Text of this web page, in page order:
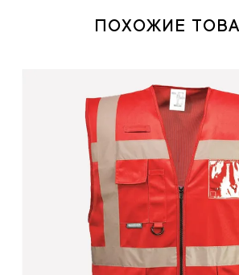
ПОХОЖИЕ